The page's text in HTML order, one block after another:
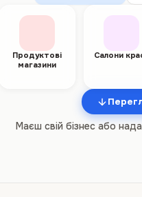
Продуктові
магазини
Салони
Маєш свій бізнес або